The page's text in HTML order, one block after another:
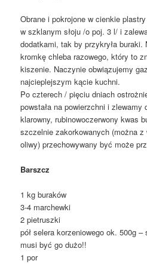
Obrane i pokrojone w cienkie
w szklanym słoju /o poj. 3 l/ i
dodatkami, tak by przykryła buraki.
kromkę chleba razowego, który to
kiszenie. Naczynie obwiązujemy
najcieplejszym kącie kuchni.
Po czterech / pięciu dniach
powstała na powierzchni i
klarowny, rubinowoczerwony kwas
szczelnie zakorkowanych (można
oliwy) przechowywany być może
Barszcz
1 kg buraków
3-4 marchewki
2 pietruszki
pół selera korzeniowego ok. 500g
musi być go dużo!!
1 por